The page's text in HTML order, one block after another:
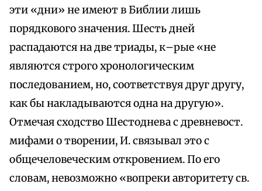
эти «дни» не имеют в Библии лишь
порядкового значения. Шесть дней
распадаются на две триады, к–рые «не
являются строго хронологическим
последованием, но, соответствуя друг другу,
как бы накладываются одна на другую».
Отмечая сходство Шестоднева с древневост.
мифами о творении, И. связывал это с
общечеловеческим откровением. По его
словам, невозможно «вопреки авторитету св.